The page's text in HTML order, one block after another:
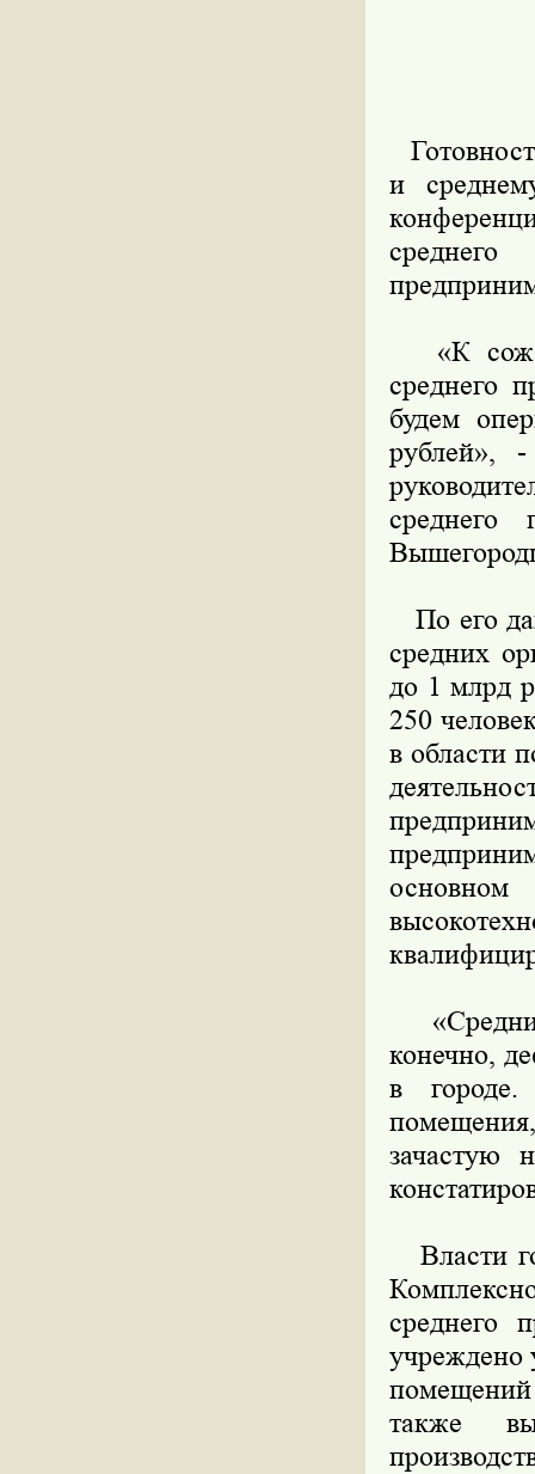
и
«К
среднего
будем
рублей»,
среднего
По его
средних
до 1 млрд
250
в области
конечно,
в
зачастую
Власти
среднего
учреждено
также